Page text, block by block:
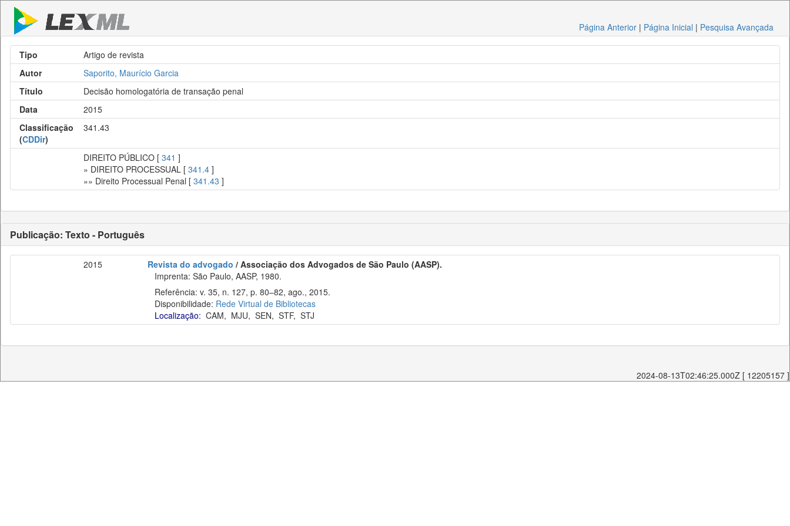
Página Anterior | Página Inicial | Pesquisa Avançada
Tipo
Artigo de revista
Autor
Saporito, Maurício Garcia
Título
Decisão homologatória de transação penal
Data
2015
Classificação
(CDDir)
341.43
DIREITO PÚBLICO [ 341 ]
» DIREITO PROCESSUAL [ 341.4 ]
»» Direito Processual Penal [ 341.43 ]
Publicação: Texto - Português
2015 Revista do advogado / Associação dos Advogados de São Paulo (AASP).
Imprenta: São Paulo, AASP, 1980.
Referência: v. 35, n. 127, p. 80–82, ago., 2015.
Disponibilidade: Rede Virtual de Bibliotecas
Localização: CAM, MJU, SEN, STF, STJ
2024-08-13T02:46:25.000Z [ 12205157 ]